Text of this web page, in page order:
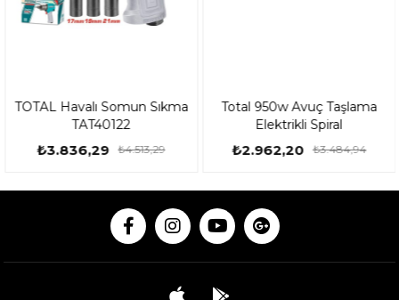
TOTAL Havalı Somun Sıkma
TAT40122
₺3.836,29 ₺4.513,29
Total 950w Avuç Taşlama
Elektrikli Spiral
₺2.962,20 ₺3.484,94